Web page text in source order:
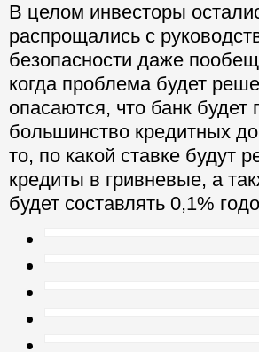
В целом инвесторы
распрощались с
безопасности даже
когда проблема будет
опасаются, что банк
большинство кредитных
то, по какой ставке
кредиты в гривневые, а
будет составлять 0,1%